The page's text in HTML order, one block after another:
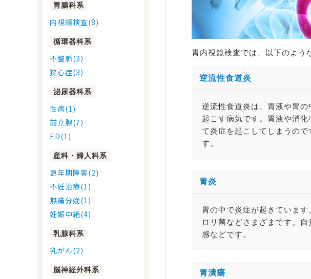
胃腸科系
内視鏡検査(8)
循環器科系
不整脈(3)
狭心症(3)
泌尿器科系
性病(1)
前立腺(7)
ED(1)
産科・婦人科系
更年期障害(2)
不妊治療(1)
無痛分娩(1)
妊娠中絶(4)
乳腺科系
乳がん(2)
脳神経外科系
胃内視鏡検査では、以下のよう
逆流性食道炎
逆流性食道炎は、胃液や胃
起こす病気です。胃液や消
て炎症を起こしてしまうの
す。
胃炎
胃の中で炎症が起きていま
ロリ菌などさまざまです。
感などです。
胃潰瘍